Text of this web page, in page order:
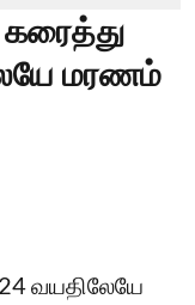
கரைத்து
மரணம்
வயதிலேயே